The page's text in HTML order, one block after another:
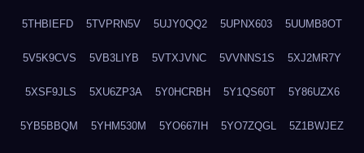
5THBIEFD 5TVPRN5V 5UJY0QQ2 5UPNX603 5UUMB8OT
5V5K9CVS 5VB3LIYB 5VTXJVNC 5VVNNS1S 5XJ2MR7Y
5XSF9JLS 5XU6ZP3A 5Y0HCRBH 5Y1QS60T 5Y86UZX6
5YB5BBQM 5YHM530M 5YO667IH 5YO7ZQGL 5Z1BWJEZ